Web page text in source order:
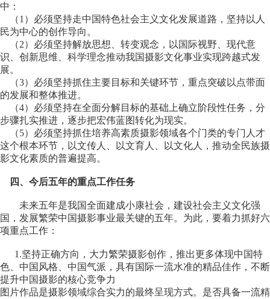
中：
（1）必须坚持走中国特色社会主义文化发展道路，坚持以人
民为中心的创作导向。
（2）必须坚持解放思想、转变观念，以国际视野、现代意
识、创新思维、科学理念推动我国摄影文化事业实现跨越式发
展。
（3）必须坚持抓住主要目标和关键环节，重点突破以点带面
的发展和整体推进。
（4）必须坚持在全面分解目标的基础上确立阶段性任务，分
步骤扎实推进，逐步把宏伟蓝图转化为现实。
（5）必须坚持抓住培养高素质摄影领域各个门类的专门人才
这个根本环节，以文传人、以文育人、以文化人，推动全民族摄
影文化素质的普遍提高。
四、今后五年的重点工作任务
未来五年是我国全面建成小康社会，建设社会主义文化强
国，发展繁荣中国摄影事业最关键的五年。为此，要着力抓好六
项重点工作：
1.坚持正确方向，大力繁荣摄影创作，推出更多体现中国特
色、中国风格、中国气派，具有国际一流水准的精品佳作，不断
提升中国摄影的核心竞争力
图片作品是摄影领域综合实力的最终呈现方式。是否具备一流精